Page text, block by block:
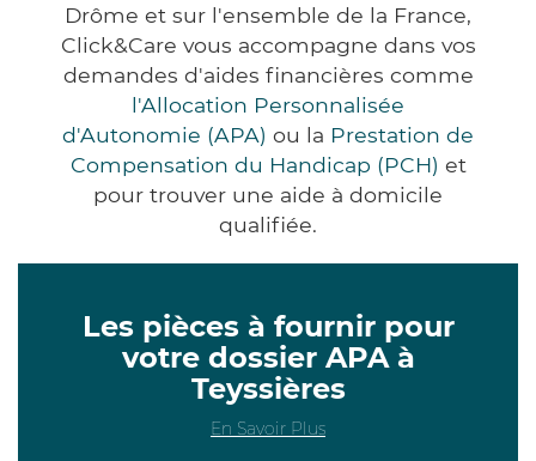
Drôme et sur l'ensemble de la France,
Click&Care vous accompagne dans vos
demandes d'aides financières comme
l'Allocation Personnalisée
d'Autonomie (APA) ou la Prestation de
Compensation du Handicap (PCH) et
pour trouver une aide à domicile
qualifiée.
Les pièces à fournir pour
votre dossier APA à
Teyssières
En Savoir Plus